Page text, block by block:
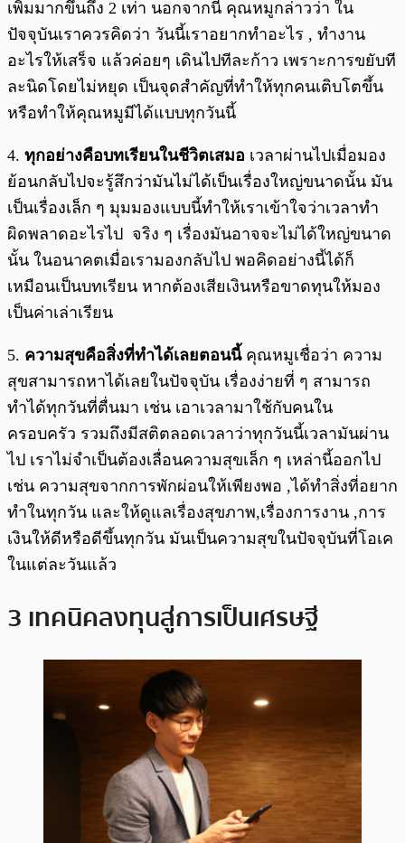
เพิ่มมากขึ้นถึง 2 เท่า นอกจากนี้ คุณหมูกล่าวว่า ใน
ปัจจุบันเราควรคิดว่า วันนี้เราอยากทำอะไร , ทำงาน
อะไรให้เสร็จ แล้วค่อยๆ เดินไปทีละก้าว เพราะการขยับที
ละนิดโดยไม่หยุด เป็นจุดสำคัญที่ทำให้ทุกคนเติบโตขึ้น
หรือทำให้คุณหมูมีได้แบบทุกวันนี้
4. ทุกอย่างคือบทเรียนในชีวิตเสมอ เวลาผ่านไปเมื่อมอง
ย้อนกลับไปจะรู้สึกว่ามันไม่ได้เป็นเรื่องใหญ่ขนาดนั้น มัน
เป็นเรื่องเล็ก ๆ มุมมองแบบนี้ทำให้เราเข้าใจว่าเวลาทำ
ผิดพลาดอะไรไป จริง ๆ เรื่องมันอาจจะไม่ได้ใหญ่ขนาด
นั้น ในอนาคตเมื่อเรามองกลับไป พอคิดอย่างนี้ได้ก็
เหมือนเป็นบทเรียน หากต้องเสียเงินหรือขาดทุนให้มอง
เป็นค่าเล่าเรียน
5. ความสุขคือสิ่งที่ทำได้เลยตอนนี้ คุณหมูเชื่อว่า ความ
สุขสามารถหาได้เลยในปัจจุบัน เรื่องง่ายที่ ๆ สามารถ
ทำได้ทุกวันที่ตื่นมา เช่น เอาเวลามาใช้กับคนใน
ครอบครัว รวมถึงมีสติตลอดเวลาว่าทุกวันนี้เวลามันผ่าน
ไป เราไม่จำเป็นต้องเลื่อนความสุขเล็ก ๆ เหล่านี้ออกไป
เช่น ความสุขจากการพักผ่อนให้เพียงพอ ,ได้ทำสิ่งที่อยาก
ทำในทุกวัน และให้ดูแลเรื่องสุขภาพ,เรื่องการงาน ,การ
เงินให้ดีหรือดีขึ้นทุกวัน มันเป็นความสุขในปัจจุบันที่โอเค
ในแต่ละวันแล้ว
3 เทคนิคลงทุนสู่การเป็นเศรษฐี